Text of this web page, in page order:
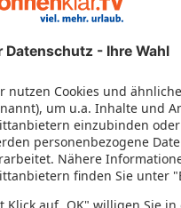
Hotel in einem Paket
erleben!